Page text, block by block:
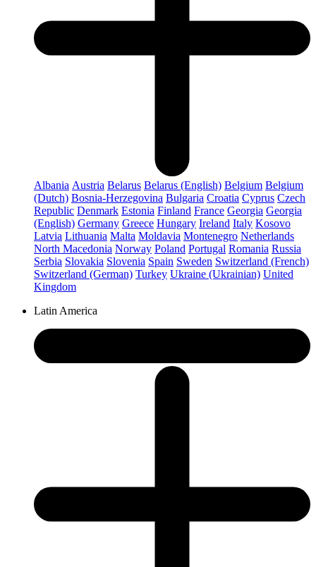
Albania Austria Belarus Belarus (English) Belgium Belgium
(Dutch) Bosnia-Herzegovina Bulgaria Croatia Cyprus Czech
Republic Denmark Estonia Finland France Georgia Georgia
(English) Germany Greece Hungary Ireland Italy Kosovo
Latvia Lithuania Malta Moldavia Montenegro Netherlands
North Macedonia Norway Poland Portugal Romania Russia
Serbia Slovakia Slovenia Spain Sweden Switzerland (French)
Switzerland (German) Turkey Ukraine (Ukrainian) United
Kingdom
Latin America